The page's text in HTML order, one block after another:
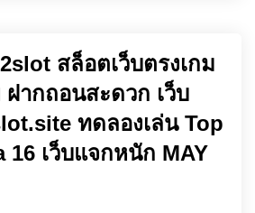
สล็อตเว็บตรงเกม
ฝากถอนสะดวก เว็บ
ทดลองเล่น Top
16 เว็บแจกหนัก MAY